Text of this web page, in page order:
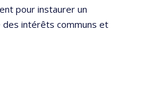
pour instaurer un
des intérêts communs et